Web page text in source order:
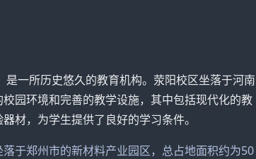
一所历史悠久的教育机构。荥阳校区坐落于河南
园环境和完善的教学设施，其中包括现代化的教
材，为学生提供了良好的学习条件。
于郑州市的新材料产业园区，总占地面积约为50